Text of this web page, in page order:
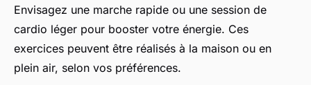
Envisagez une marche rapide ou une session de
cardio léger pour booster votre énergie. Ces
exercices peuvent être réalisés à la maison ou en
plein air, selon vos préférences.